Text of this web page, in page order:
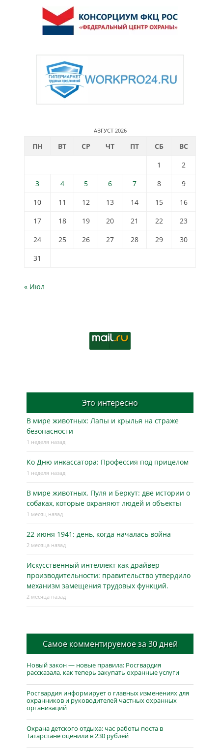
АВГУСТ 2026
ПН ВТ СР ЧТ ПТ СБ
ВС
1
2
3
4 5 6 7 8
9
10
11 12 13 14 15
16
17
18 19 20 21 22
23
24
25 26 27 28 29
30
31
« Июл
Это интересно
В мире животных: Лапы и крылья на страже
безопасности
1 неделя назад
Ко Дню инкассатора: Профессия под прицелом
1 неделя назад
В мире животных. Пуля и Беркут: две истории о
собаках, которые охраняют людей и объекты
1 месяц назад
22 июня 1941: день, когда началась война
2 месяца назад
Искусственный интеллект как драйвер
производительности: правительство утвердило
механизм замещения трудовых функций.
2 месяца назад
Самое комментируемое за 30 дней
Новый закон — новые правила: Росгвардия
рассказала, как теперь закупать охранные услуги
Росгвардия информирует о главных изменениях для
охранников и руководителей частных охранных
организаций
Охрана детского отдыха: час работы поста в
Татарстане оценили в 230 рублей